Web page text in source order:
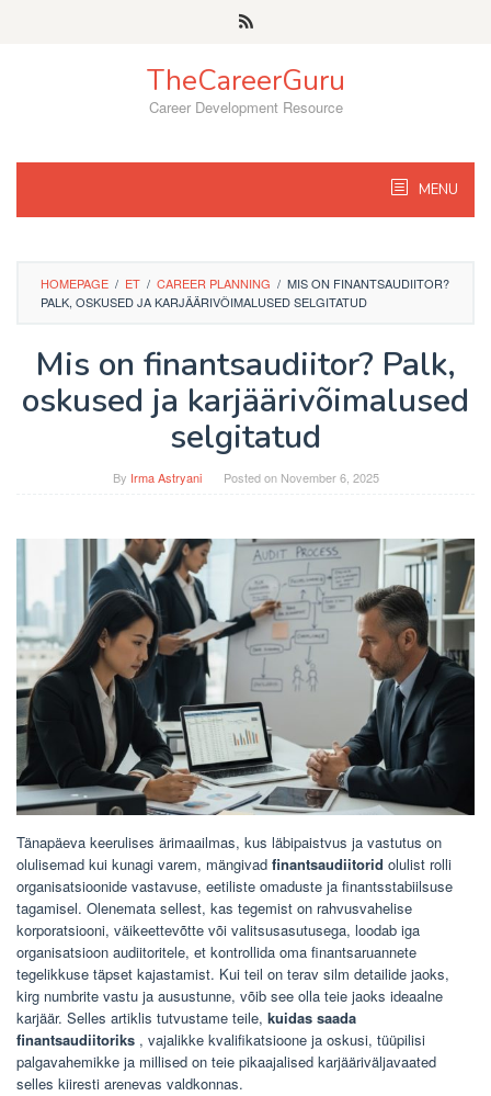
TheCareerGuru
Career Development Resource
MENU
HOMEPAGE / ET / CAREER PLANNING / MIS ON FINANTSAUDIITOR?
PALK, OSKUSED JA KARJÄÄRIVÕIMALUSED SELGITATUD
Mis on finantsaudiitor? Palk,
oskused ja karjäärivõimalused
selgitatud
By Irma Astryani Posted on November 6, 2025
Tänapäeva keerulises ärimaailmas, kus läbipaistvus ja vastutus on
olulisemad kui kunagi varem, mängivad finantsaudiitorid olulist rolli
organisatsioonide vastavuse, eetiliste omaduste ja finantsstabiilsuse
tagamisel. Olenemata sellest, kas tegemist on rahvusvahelise
korporatsiooni, väikeettevõtte või valitsusasutusega, loodab iga
organisatsioon audiitoritele, et kontrollida oma finantsaruannete
tegelikkuse täpset kajastamist. Kui teil on terav silm detailide jaoks,
kirg numbrite vastu ja ausustunne, võib see olla teie jaoks ideaalne
karjäär. Selles artiklis tutvustame teile, kuidas saada
finantsaudiitoriks , vajalikke kvalifikatsioone ja oskusi, tüüpilisi
palgavahemikke ja millised on teie pikaajalised karjääriväljavaated
selles kiiresti arenevas valdkonnas.